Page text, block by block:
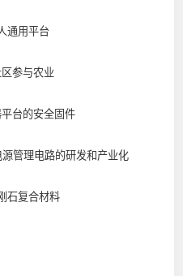
通用平台
参与农业
台的安全固件
管理电路的研发和产业化
石复合材料